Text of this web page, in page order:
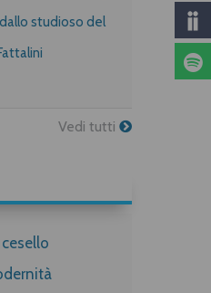
Nel mio futuro non ti porto
studioso del
Vedi tutti